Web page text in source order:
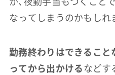
なってしまうのかもしれ
勤務終わりはできること
ってから出かける などす